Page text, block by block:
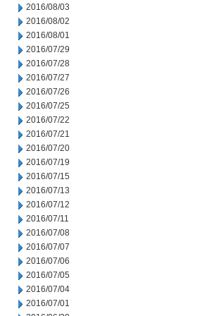
2016/08/03
2016/08/02
2016/08/01
2016/07/29
2016/07/28
2016/07/27
2016/07/26
2016/07/25
2016/07/22
2016/07/21
2016/07/20
2016/07/19
2016/07/15
2016/07/13
2016/07/12
2016/07/11
2016/07/08
2016/07/07
2016/07/06
2016/07/05
2016/07/04
2016/07/01